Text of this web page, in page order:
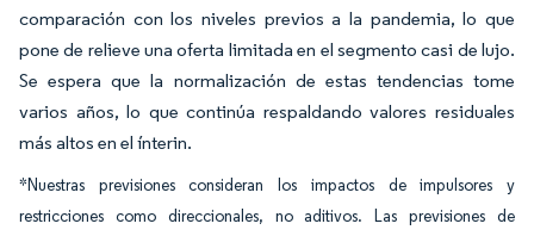
comparación con los niveles previos a la pandemia, lo que
pone de relieve una oferta limitada en el segmento casi de lujo.
Se espera que la normalización de estas tendencias tome
varios años, lo que continúa respaldando valores residuales
más altos en el ínterin.
*Nuestras previsiones consideran los impactos de impulsores y
restricciones como direccionales, no aditivos. Las previsiones de